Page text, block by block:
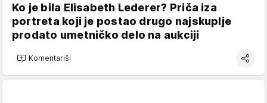
Ko je bila Elisabeth Lederer? Priča iza
portreta koji je postao drugo najskuplje
prodato umetničko delo na aukciji
Komentariši